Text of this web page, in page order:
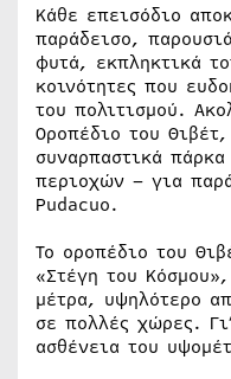
Κάθε επεισόδιο
παράδεισο,
φυτά, εκπληκτικά
κοινότητες που
του πολιτισμού.
Οροπέδιο του
συναρπαστικά
περιοχών – για
Pudacuo.
Το οροπέδιο του
«Στέγη του
μέτρα, υψηλότερο
σε πολλές χώρες.
ασθένεια του